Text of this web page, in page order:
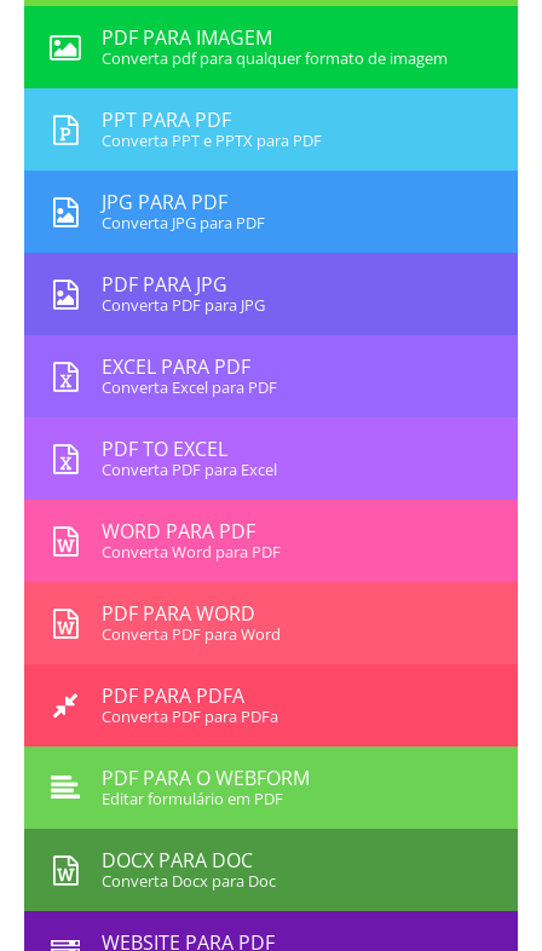
PDF PARA IMAGEM
Converta pdf para qualquer formato de imagem
PPT PARA PDF
Converta PPT e PPTX para PDF
JPG PARA PDF
Converta JPG para PDF
PDF PARA JPG
Converta PDF para JPG
EXCEL PARA PDF
Converta Excel para PDF
PDF TO EXCEL
Converta PDF para Excel
WORD PARA PDF
Converta Word para PDF
PDF PARA WORD
Converta PDF para Word
PDF PARA PDFA
Converta PDF para PDFa
PDF PARA O WEBFORM
Editar formulário em PDF
DOCX PARA DOC
Converta Docx para Doc
WEBSITE PARA PDF